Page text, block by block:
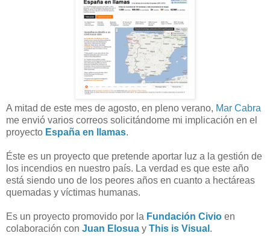
A mitad de este mes de agosto, en pleno verano, Mar Cabra
me envió varios correos solicitándome mi implicación en el
proyecto España en llamas.
Éste es un proyecto que pretende aportar luz a la gestión de
los incendios en nuestro país. La verdad es que este año
está siendo uno de los peores años en cuanto a hectáreas
quemadas y víctimas humanas.
Es un proyecto promovido por la Fundación Civio en
colaboración con Juan Elosua y This is Visual .